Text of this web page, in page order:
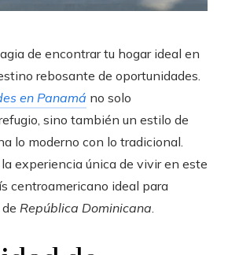
de encontrar tu hogar ideal en
rebosante de oportunidades.
en Panamá no solo
sino también un estilo de
lo moderno con lo tradicional.
experiencia única de vivir en este
centroamericano ideal para
República Dominicana